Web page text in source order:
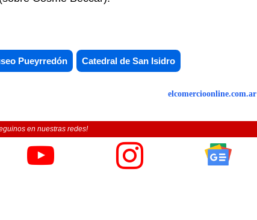
Pueyrredón Catedral de San Isidro
elcomercioonline.com.ar
en nuestras redes!